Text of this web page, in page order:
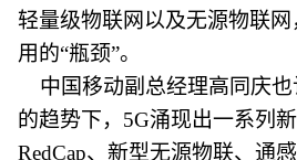
轻量级物联网以及无源物联
用的“瓶颈”。
中国移动副总经理高同庆
的趋势下，5G涌现出一系列新
RedCap、新型无源物联、通